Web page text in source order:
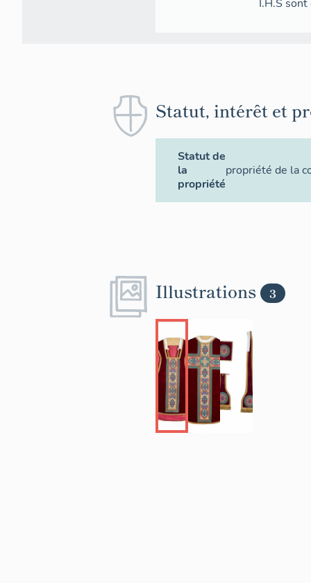
I.H.S
Statut, intérêt et
Statut de
la
propriété
propriété de la
Illustrations 3